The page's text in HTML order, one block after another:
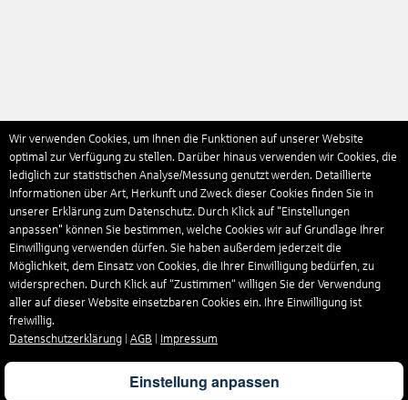
Wir verwenden Cookies, um Ihnen die Funktionen auf unserer Website
optimal zur Verfügung zu stellen. Darüber hinaus verwenden wir Cookies, die
lediglich zur statistischen Analyse/Messung genutzt werden. Detaillierte
Informationen über Art, Herkunft und Zweck dieser Cookies finden Sie in
unserer Erklärung zum Datenschutz. Durch Klick auf "Einstellungen
anpassen" können Sie bestimmen, welche Cookies wir auf Grundlage Ihrer
Einwilligung verwenden dürfen. Sie haben außerdem jederzeit die
Möglichkeit, dem Einsatz von Cookies, die Ihrer Einwilligung bedürfen, zu
widersprechen. Durch Klick auf “Zustimmen“ willigen Sie der Verwendung
aller auf dieser Website einsetzbaren Cookies ein. Ihre Einwilligung ist
freiwillig.
Datenschutzerklärung
AGB Impressum
Einstellung anpassen